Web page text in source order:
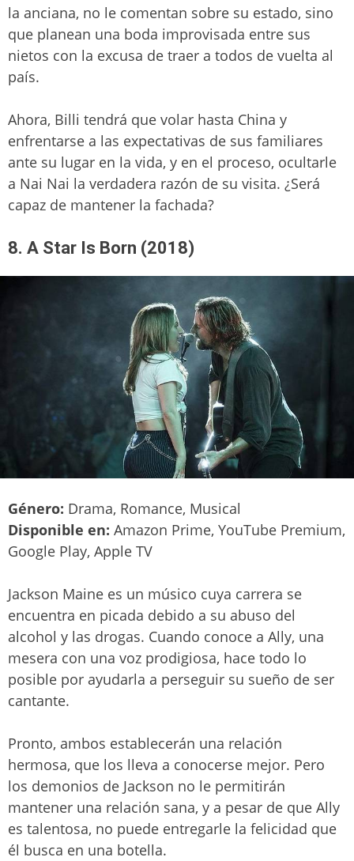
la anciana, no le comentan sobre su estado, sino
que planean una boda improvisada entre sus
nietos con la excusa de traer a todos de vuelta al
país.
Ahora, Billi tendrá que volar hasta China y
enfrentarse a las expectativas de sus familiares
ante su lugar en la vida, y en el proceso, ocultarle
a Nai Nai la verdadera razón de su visita. ¿Será
capaz de mantener la fachada?
8. A Star Is Born (2018)
Género: Drama, Romance, Musical
Disponible en: Amazon Prime, YouTube Premium,
Google Play, Apple TV
Jackson Maine es un músico cuya carrera se
encuentra en picada debido a su abuso del
alcohol y las drogas. Cuando conoce a Ally, una
mesera con una voz prodigiosa, hace todo lo
posible por ayudarla a perseguir su sueño de ser
cantante.
Pronto, ambos establecerán una relación
hermosa, que los lleva a conocerse mejor. Pero
los demonios de Jackson no le permitirán
mantener una relación sana, y a pesar de que Ally
es talentosa, no puede entregarle la felicidad que
él busca en una botella.